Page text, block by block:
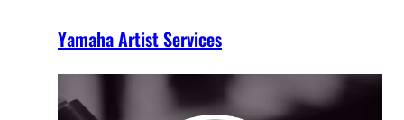
Yamaha Artist Services